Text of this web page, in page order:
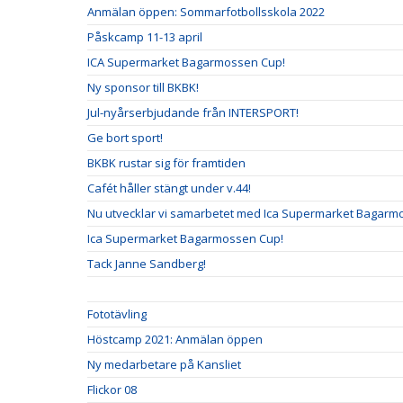
Anmälan öppen: Sommarfotbollsskola 2022
Påskcamp 11-13 april
ICA Supermarket Bagarmossen Cup!
Ny sponsor till BKBK!
Jul-nyårserbjudande från INTERSPORT!
Ge bort sport!
BKBK rustar sig för framtiden
Cafét håller stängt under v.44!
Nu utvecklar vi samarbetet med Ica Supermarket
Ica Supermarket Bagarmossen Cup!
Tack Janne Sandberg!
Fototävling
Höstcamp 2021: Anmälan öppen
Ny medarbetare på Kansliet
Flickor 08